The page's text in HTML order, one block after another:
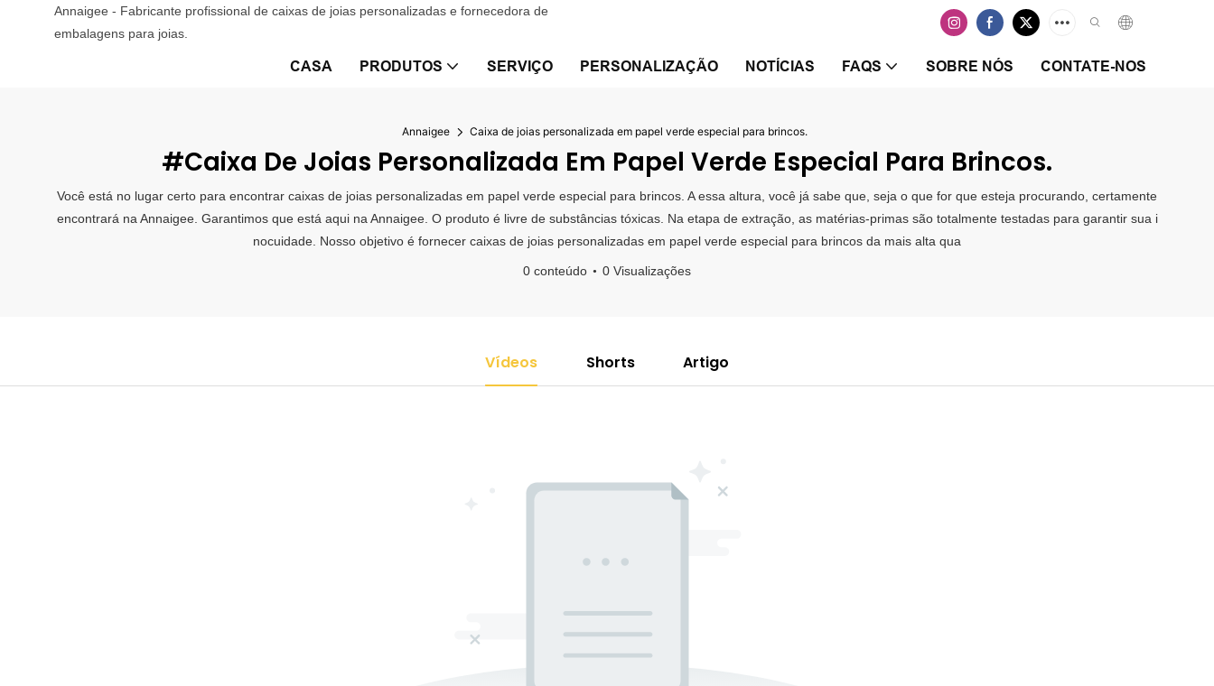
Annaigee - Fabricante profissional de caixas de joias personalizadas e fornecedora de
embalagens para joias.
CASA PRODUTOS SERVIÇO PERSONALIZAÇÃO NOTÍCIAS FAQS SOBRE NÓS CONTATE-NOS
Annaigee Caixa de joias personalizada em papel verde especial para brincos.
#Caixa De Joias Personalizada Em Papel Verde Especial Para Brincos.
Você está no lugar certo para encontrar caixas de joias personalizadas em papel verde especial para brincos. A essa altura, você já sabe que, seja o que for que esteja procurando, certamente
encontrará na Annaigee. Garantimos que está aqui na Annaigee. O produto é livre de substâncias tóxicas. Na etapa de extração, as matérias-primas são totalmente testadas para garantir sua i
nocuidade. Nosso objetivo é fornecer caixas de joias personalizadas em papel verde especial para brincos da mais alta qua
0 conteúdo 0 Visualizações
Vídeos Shorts Artigo